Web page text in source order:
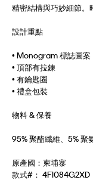
精密結構與巧妙細節。
設計重點
• Monogram 標誌圖案
• 頂部有拉鍊
• 有鑰匙圈
• 禮盒包裝
物料 & 保養
95% 聚酯纖維、5% 聚
原產國：柬埔寨
款式#： 4F1084G2XD